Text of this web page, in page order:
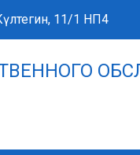
11/1 НП4